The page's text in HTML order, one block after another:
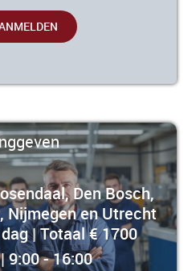
Den Bosch,
Nijmegen en Utrecht
| Totaal € 1700
9:00 - 16:00